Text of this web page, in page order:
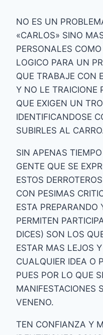
NO ES UN
«CARLOS» SINO
PERSONALES
LOGICO PARA UN
QUE TRABAJE CON
Y NO LE TRAICIONE
QUE EXIGEN UN
IDENTIFICANDOSE
SUBIRLES AL
SIN APENAS
GENTE QUE SE
ESTOS
CON PESIMAS
ESTA PREPARANDO
PERMITEN
DICES) SON LOS
ESTAR MAS LEJOS
CUALQUIER IDEA O
PUES POR LO QUE
MANIFESTACIONES
VENENO.
TEN CONFIANZA Y